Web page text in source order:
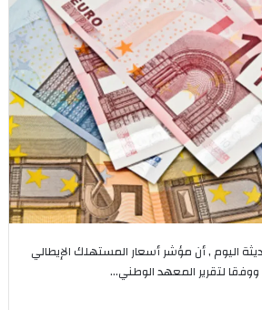
اليوم , أن مؤشر أسعار المستهلك الإيطالي
لتقرير المعهد الوطني…